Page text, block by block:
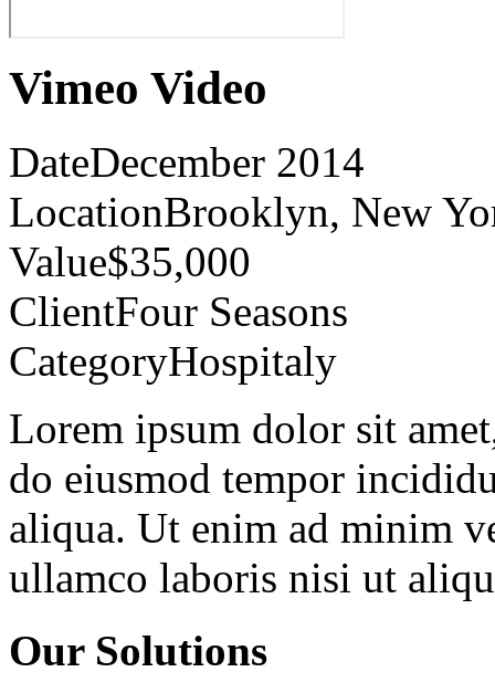
Vimeo Video
DateDecember 2014
LocationBrooklyn, New
Value$35,000
ClientFour Seasons
CategoryHospitaly
Lorem ipsum dolor sit
do eiusmod tempor
aliqua. Ut enim ad minim
ullamco laboris nisi ut
Our Solutions